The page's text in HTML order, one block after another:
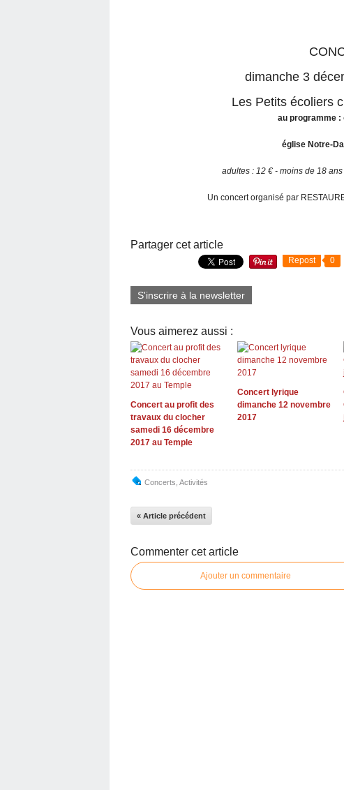
dimanche 3
Les Petits écoliers
au programme :
église Notre-
adultes : 12 € - moins de 18
Un concert organisé par
Partager cet article
Repost 0
S'inscrire à la newsletter
Vous aimerez aussi :
Concert au profit des
travaux du clocher
samedi 16 décembre
2017 au Temple
Concert lyrique
dimanche 12 novembre
2017
Concerts Activités
« Article précédent
Commenter cet article
Ajouter un commentaire